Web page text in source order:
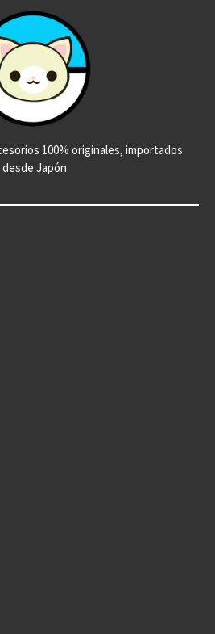
100% originales, importados
desde Japón